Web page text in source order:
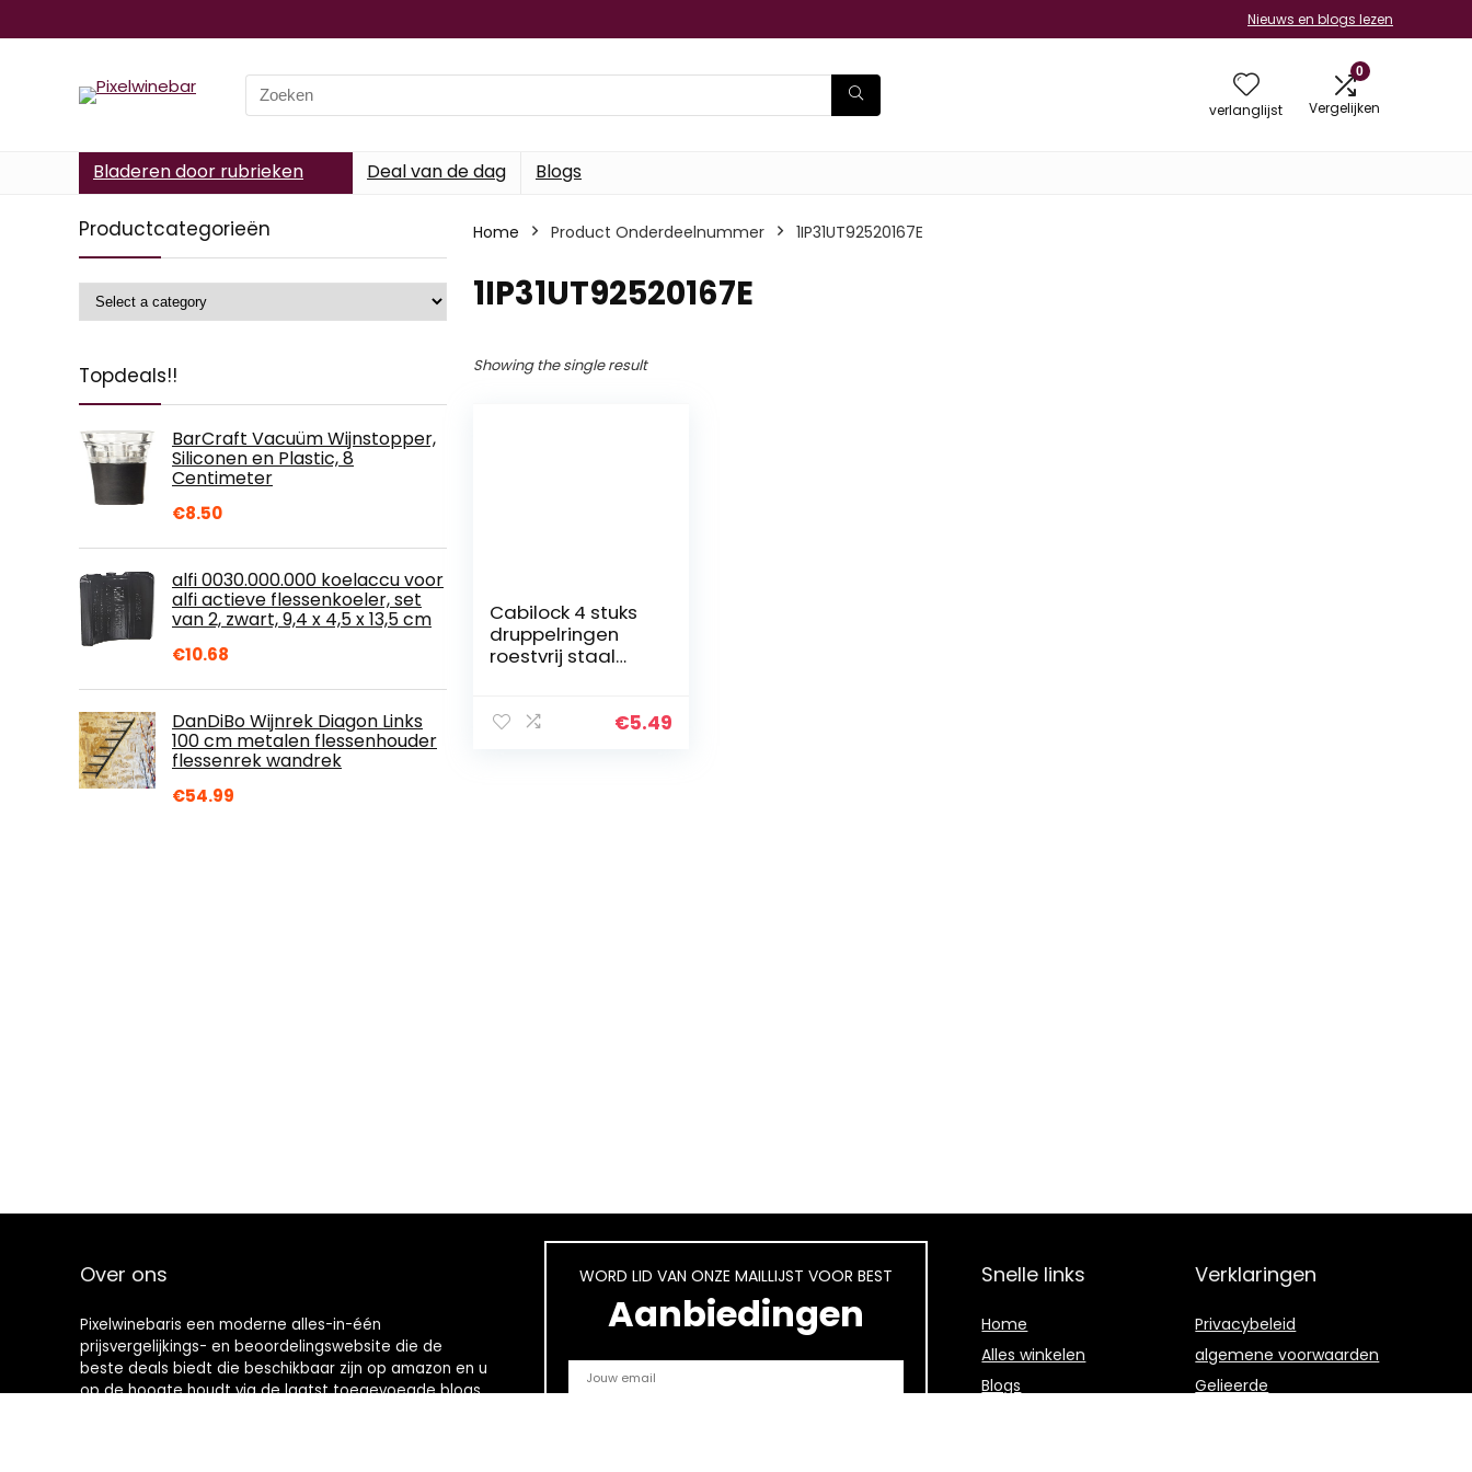
Nieuws en blogs lezen
Search
for:
verlanglijst
0
Vergelijken
Bladeren door rubrieken Deal van de dag Blogs
Productcategorieën
Topdeals!!
BarCraft Vacuüm Wijnstopper,
Siliconen en Plastic, 8
Centimeter
€8.50
alfi 0030.000.000 koelaccu voor
alfi actieve flessenkoeler, set
van 2, zwart, 9,4 x 4,5 x 13,5 cm
€10.68
DanDiBo Wijnrek Diagon Links
100 cm metalen flessenhouder
flessenrek wandrek
€54.99
Home Product Onderdeelnummer ‎1IP31UT92520167E
‎1IP31UT92520167E
Showing the single result
Cabilock 4 stuks
druppelringen
roestvrij staal
wijnfles rode wijn
€5.49
Over ons
Pixelwinebaris een moderne alles-in-één
prijsvergelijkings- en beoordelingswebsite die de
beste deals biedt die beschikbaar zijn op amazon en u
op de hoogte houdt via de laatst toegevoegde blogs.
WORD LID VAN ONZE MAILLIJST VOOR BEST
Aanbiedingen
Snelle links
Home
Alles winkelen
Blogs
Verklaringen
Privacybeleid
algemene voorwaarden
Gelieerde